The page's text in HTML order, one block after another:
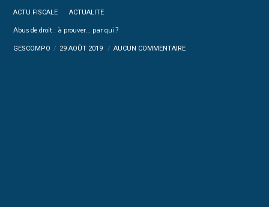
ACTU FISCALE ACTUALITE
Abus de droit : à prouver… par qui ?
GESCOMPO 29 AOÛT 2019 AUCUN COMMENTAIRE